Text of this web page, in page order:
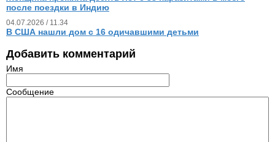
после поездки в Индию
04.07.2026 / 11.34
В США нашли дом с 16 одичавшими детьми
Добавить комментарий
Имя
Сообщение